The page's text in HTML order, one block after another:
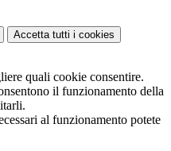
Accetta tutti i cookies
quali cookie consentire.
il funzionamento della
al funzionamento potete